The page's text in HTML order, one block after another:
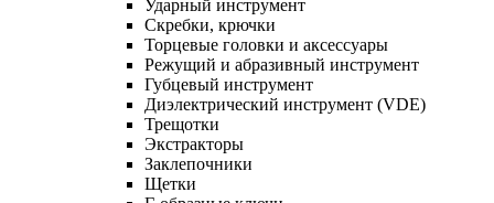
Ударный инструмент
Скребки, крючки
Торцевые головки и аксессуары
Режущий и абразивный инструмент
Губцевый инструмент
Диэлектрический инструмент (VDE)
Трещотки
Экстракторы
Заклепочники
Щетки